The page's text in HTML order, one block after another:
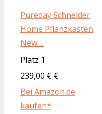
Pureday Schneider
Home Pflanzkasten
New ...
Platz 1
239,00 € €
Bei Amazon.de
kaufen*